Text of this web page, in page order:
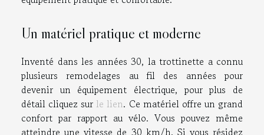
Un matériel pratique et moderne
Inventé dans les années 30, la trottinette a connu
plusieurs remodelages au fil des années pour
devenir un équipement électrique, pour plus de
détail cliquez sur le lien. Ce matériel offre un grand
confort par rapport au vélo. Vous pouvez même
atteindre une vitesse de 30 km/h. Si vous résidez